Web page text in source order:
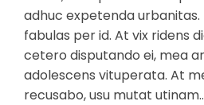
adhuc expetenda urbanitas.
fabulas per id. At vix ridens
cetero disputando ei, mea
adolescens vituperata. At
recusabo, usu mutat